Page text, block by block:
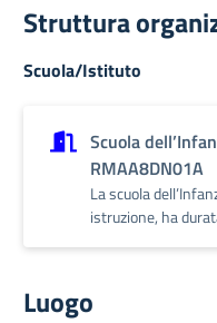
Struttura
Scuola/Istituto
Scuola
RMAA8DN01A
La scuola
istruzione, ha
Luogo